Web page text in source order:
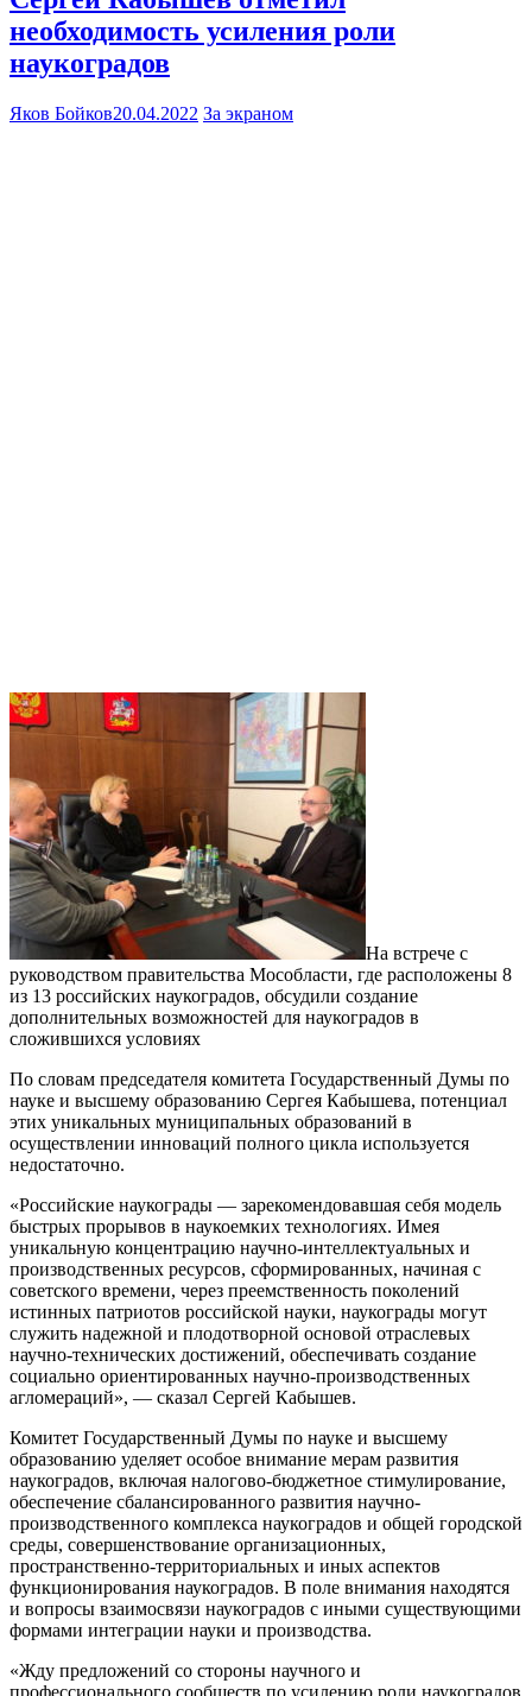
необходимость усиления роли
наукоградов
Яков Бойков20.04.2022 За экраном
На встрече с
руководством правительства Мособласти, где расположены 8
из 13 российских наукоградов, обсудили создание
дополнительных возможностей для наукоградов в
сложившихся условиях
По словам председателя комитета Государственный Думы по
науке и высшему образованию Сергея Кабышева, потенциал
этих уникальных муниципальных образований в
осуществлении инноваций полного цикла используется
недостаточно.
«Российские наукограды — зарекомендовавшая себя модель
быстрых прорывов в наукоемких технологиях. Имея
уникальную концентрацию научно-интеллектуальных и
производственных ресурсов, сформированных, начиная с
советского времени, через преемственность поколений
истинных патриотов российской науки, наукограды могут
служить надежной и плодотворной основой отраслевых
научно-технических достижений, обеспечивать создание
социально ориентированных научно-производственных
агломераций», — сказал Сергей Кабышев.
Комитет Государственный Думы по науке и высшему
образованию уделяет особое внимание мерам развития
наукоградов, включая налогово-бюджетное стимулирование,
обеспечение сбалансированного развития научно-
производственного комплекса наукоградов и общей городской
среды, совершенствование организационных,
пространственно-территориальных и иных аспектов
функционирования наукоградов. В поле внимания находятся
и вопросы взаимосвязи наукоградов с иными существующими
формами интеграции науки и производства.
«Жду предложений со стороны научного и
профессионального сообществ по усилению роли наукоградов